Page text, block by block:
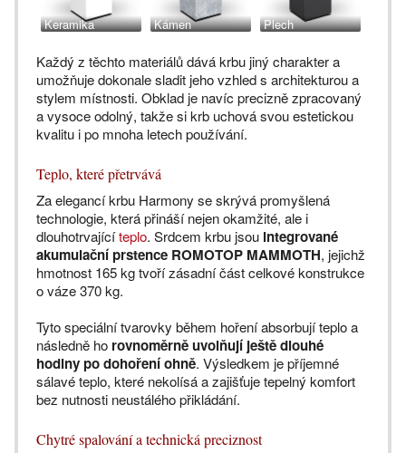
Keramika Kámen Plech
Každý z těchto materiálů dává krbu jiný charakter a
umožňuje dokonale sladit jeho vzhled s architekturou a
stylem místnosti. Obklad je navíc precizně zpracovaný
a vysoce odolný, takže si krb uchová svou estetickou
kvalitu i po mnoha letech používání.
Teplo, které přetrvává
Za elegancí krbu Harmony se skrývá promyšlená
technologie, která přináší nejen okamžité, ale i
dlouhotrvajícíteplo. Srdcem krbu jsou integrované
akumulační prstence ROMOTOP MAMMOTH, jejichž
hmotnost 165 kg tvoří zásadní část celkové konstrukce
o váze 370 kg.
Tyto speciální tvarovky během hoření absorbují teplo a
následně ho rovnoměrně uvolňují ještě dlouhé
hodiny po dohoření ohně. Výsledkem je příjemné
sálavé teplo, které nekolísá a zajišťuje tepelný komfort
bez nutnosti neustálého přikládání.
Chytré spalování a technická preciznost